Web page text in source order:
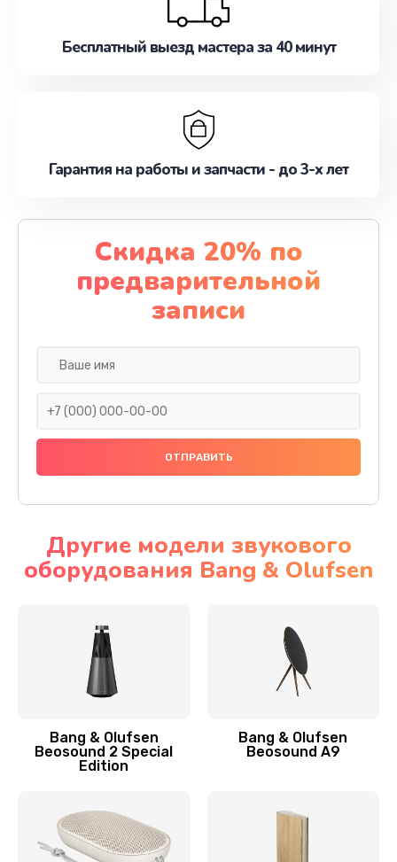
Бесплатный выезд мастера за 40 минут
Гарантия на работы и запчасти - до 3-х лет
Скидка 20% по
предварительной
записи
Другие модели звукового
оборудования Bang & Olufsen
Bang & Olufsen
Beosound 2 Special
Edition
Bang & Olufsen
Beosound A9